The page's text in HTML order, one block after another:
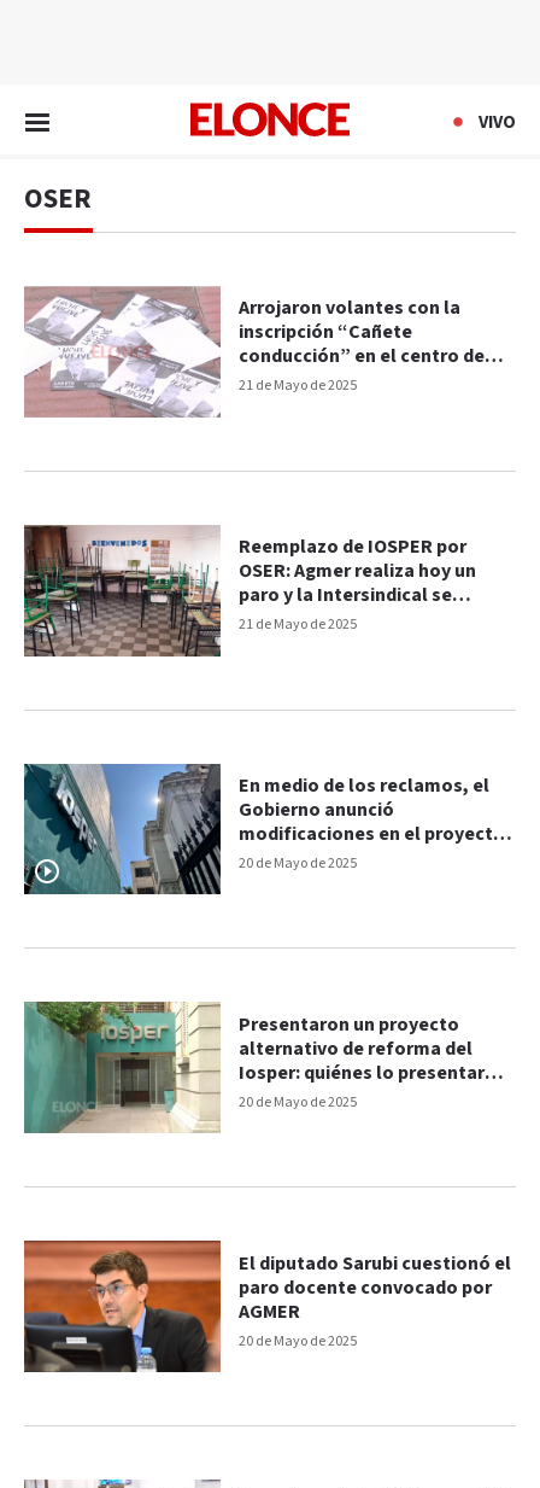
VIVO
OSER
21 de Mayo de 2025
Arrojaron volantes con la
inscripción “Cañete
conducción” en el centro de
Paraná
21 de Mayo de 2025
Reemplazo de IOSPER por
OSER: Agmer realiza hoy un
paro y la Intersindical se
moviliza
20 de Mayo de 2025
En medio de los reclamos, el
Gobierno anunció
modificaciones en el proyecto
de ley de OSER
20 de Mayo de 2025
Presentaron un proyecto
alternativo de reforma del
Iosper: quiénes lo presentaron
y qué propone
20 de Mayo de 2025
El diputado Sarubi cuestionó el
paro docente convocado por
AGMER